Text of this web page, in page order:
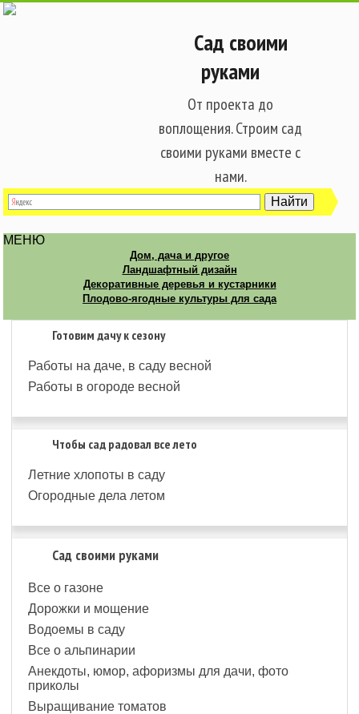
Сад своими
руками
От проекта до
воплощения. Строим сад
своими руками вместе с
нами.
МЕНЮ
Дом, дача и другое
Ландшафтный дизайн
Декоративные деревья и кустарники
Плодово-ягодные культуры для сада
Готовим дачу к сезону
Работы на даче, в саду весной
Работы в огороде весной
Чтобы сад радовал все лето
Летние хлопоты в саду
Огородные дела летом
Сад своими руками
Все о газоне
Дорожки и мощение
Водоемы в саду
Все о альпинарии
Анекдоты, юмор, афоризмы для дачи, фото
приколы
Выращивание томатов